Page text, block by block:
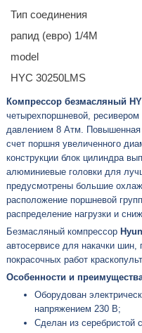
Тип соединения
рапид (евро) 1/4М
model
HYC 30250LMS
Компрессор безмасляный
четырехпоршневой,
давлением 8 Атм. Повышенная
счет поршня увеличенного
конструкции блок цилиндра
алюминиевые головки для
предусмотрены большие
расположение поршневой
распределение нагрузки и
Безмасляный компрессор
автосервисе для накачки шин,
покрасочных работ
Особенности и
Оборудован
напряжением 230 В;
Сделан из серебристой